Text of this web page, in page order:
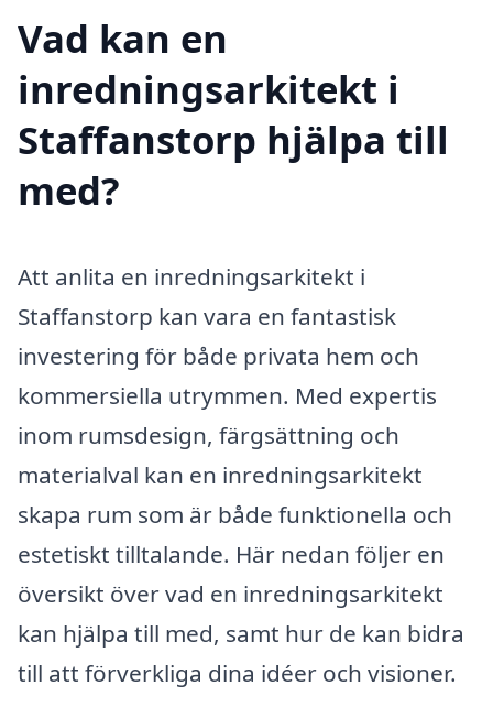
Vad kan en
inredningsarkitekt i
Staffanstorp hjälpa till
med?
Att anlita en inredningsarkitekt i
Staffanstorp kan vara en fantastisk
investering för både privata hem och
kommersiella utrymmen. Med expertis
inom rumsdesign, färgsättning och
materialval kan en inredningsarkitekt
skapa rum som är både funktionella och
estetiskt tilltalande. Här nedan följer en
översikt över vad en inredningsarkitekt
kan hjälpa till med, samt hur de kan bidra
till att förverkliga dina idéer och visioner.